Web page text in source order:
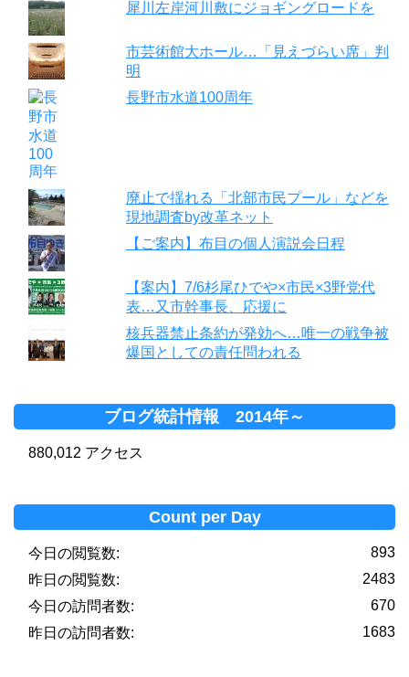
犀川左岸河川敷にジョギングロードを
市芸術館大ホール…「見えづらい席」判
明
長野市水道100周年
廃止で揺れる「北部市民プール」などを
現地調査by改革ネット
【ご案内】布目の個人演説会日程
【案内】7/6杉尾ひでや×市民×3野党代
表…又市幹事長、応援に
核兵器禁止条約が発効へ…唯一の戦争被
爆国としての責任問われる
ブログ統計情報 2014年～
880,012 アクセス
Count per Day
893
今日の閲覧数:
2483
昨日の閲覧数:
670
今日の訪問者数:
1683
昨日の訪問者数: